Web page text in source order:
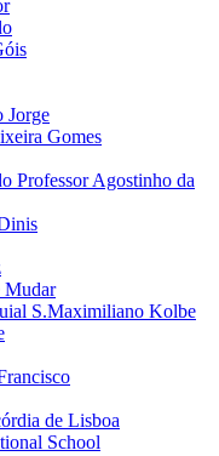
Jorge
Gomes
Professor Agostinho da
Mudar
S.Maximiliano Kolbe
de Lisboa
School